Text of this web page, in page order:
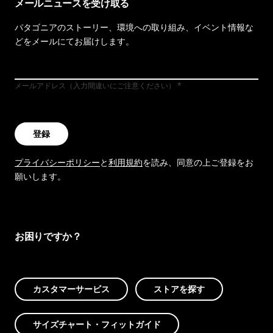
メールニュースを受け取る
パタゴニアのストーリー、環境への取り組み、イベント情報な
どをメールにてお届けします。
メールアドレス（入力間違いにご注意ください）
登録
プライバシーポリシーと利用規約を読み、同意の上ご登録をお
願いします。
お困りですか？
カスタマーサービス ストアを探す
サイズチャート・フィットガイド